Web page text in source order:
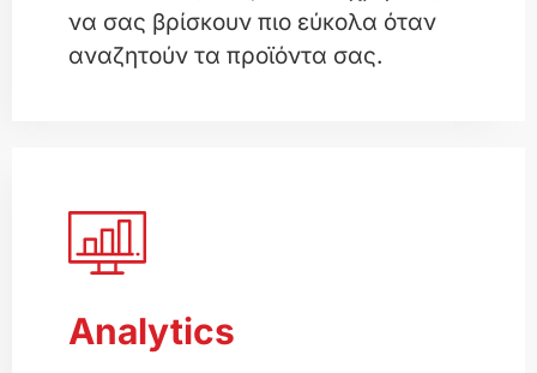
να σας βρίσκουν πιο εύκολα όταν
αναζητούν τα προϊόντα σας.
Analytics